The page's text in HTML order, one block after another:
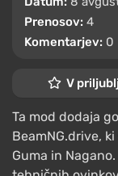
Prenosov: 4
Komentarjev: 0
V
Ta mod dodaja
BeamNG.drive,
Guma in